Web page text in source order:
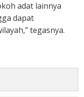
adat lainnya
dapat
tegasnya.